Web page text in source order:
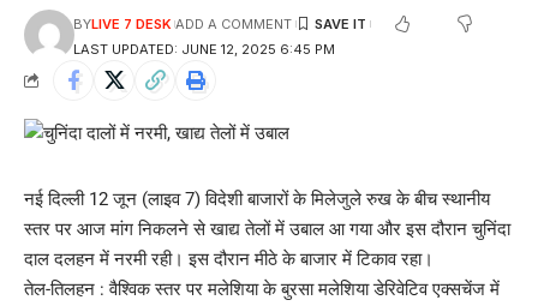
LAST UPDATED: JUNE 12, 2025 6:45 PM
BYLIVE 7 DESK ADD A COMMENT
नई दिल्ली 12 जून (लाइव 7) विदेशी बाजारों के मिलेजुले रुख के बीच स्थानीय
स्तर पर आज मांग निकलने से खाद्य तेलों में उबाल आ गया और इस दौरान चुनिंदा
दाल दलहन में नरमी रही। इस दौरान मीठे के बाजार में टिकाव रहा।
तेल-तिलहन : वैश्विक स्तर पर मलेशिया के बुरसा मलेशिया डेरिवेटिव एक्सचेंज में